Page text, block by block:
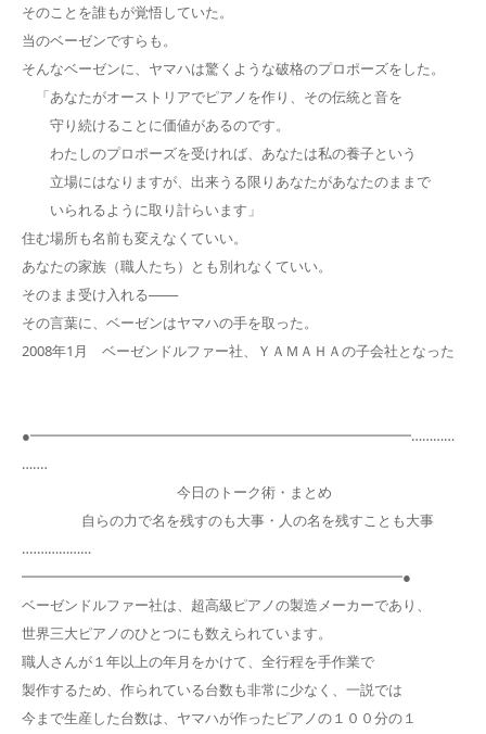
そのことを誰もが覚悟していた。
当のベーゼンですらも。
そんなベーゼンに、ヤマハは驚くような破格のプロポーズをした。
「あなたがオーストリアでピアノを作り、その伝統と音を
守り続けることに価値があるのです。
わたしのプロポーズを受ければ、あなたは私の養子という
立場にはなりますが、出来うる限りあなたがあなたのままで
いられるように取り計らいます」
住む場所も名前も変えなくていい。
あなたの家族（職人たち）とも別れなくていい。
そのまま受け入れる───
その言葉に、ベーゼンはヤマハの手を取った。
2008年1月 ベーゼンドルファー社、ＹＡＭＡＨＡの子会社となった
●━━━━━━━━━━━━━━━━━━━━━━━━━━━…………
…‥‥
今日のトーク術・まとめ
自らの力で名を残すのも大事・人の名を残すことも大事
‥‥……………
━━━━━━━━━━━━━━━━━━━━━━━━━━━●
ベーゼンドルファー社は、超高級ピアノの製造メーカーであり、
世界三大ピアノのひとつにも数えられています。
職人さんが１年以上の年月をかけて、全行程を手作業で
製作するため、作られている台数も非常に少なく、一説では
今まで生産した台数は、ヤマハが作ったピアノの１００分の１